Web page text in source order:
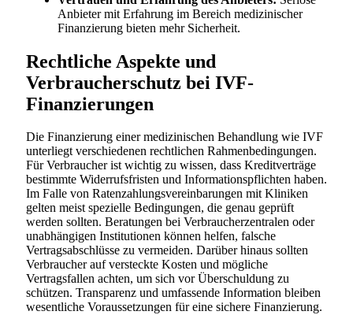
Anbieter mit Erfahrung im Bereich medizinischer
Finanzierung bieten mehr Sicherheit.
Rechtliche Aspekte und
Verbraucherschutz bei IVF-
Finanzierungen
Die Finanzierung einer medizinischen Behandlung wie IVF
unterliegt verschiedenen rechtlichen Rahmenbedingungen.
Für Verbraucher ist wichtig zu wissen, dass Kreditverträge
bestimmte Widerrufsfristen und Informationspflichten haben.
Im Falle von Ratenzahlungsvereinbarungen mit Kliniken
gelten meist spezielle Bedingungen, die genau geprüft
werden sollten. Beratungen bei Verbraucherzentralen oder
unabhängigen Institutionen können helfen, falsche
Vertragsabschlüsse zu vermeiden. Darüber hinaus sollten
Verbraucher auf versteckte Kosten und mögliche
Vertragsfallen achten, um sich vor Überschuldung zu
schützen. Transparenz und umfassende Information bleiben
wesentliche Voraussetzungen für eine sichere Finanzierung.